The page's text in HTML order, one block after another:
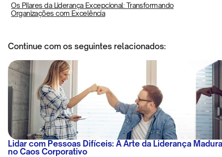
Os Pilares da Liderança Excepcional: Transformando
Organizações com Excelência
Continue com os seguintes relacionados:
Lidar com Pessoas Difíceis: A Arte da Liderança Madura
no Caos Corporativo